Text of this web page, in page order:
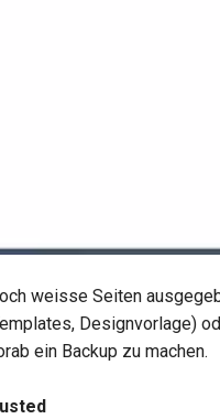
weisse Seiten
Designvorlage)
ein Backup zu machen.